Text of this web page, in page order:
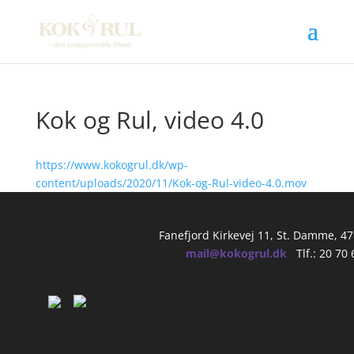
Kok og Rul, video 4.0
https://www.kokogrul.dk/wp-
content/uploads/2020/11/Kok-og-Rul-video-4.0.mov
Fanefjord Kirkevej 11, St. Damme,
mail@kokogrul.dk Tlf.: 20 70